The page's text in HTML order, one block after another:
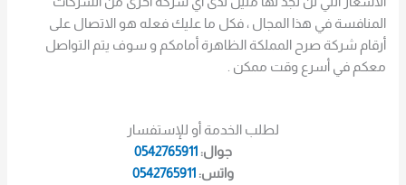
المنافسة في هذا المجال ، فكل ما عليك فعله هو الاتصال على
أرقام شركة صرح المملكة الظاهرة أمامكم و سوف يتم التواصل
معكم في أسرع وقت ممكن .
لطلب الخدمة أو للإستفسار
جوال: 0542765911
واتس: 0542765911